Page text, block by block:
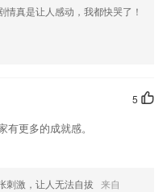
情真是让人感动，我都快哭了！
5
更多的成就感。
刺激，让人无法自拔 来自